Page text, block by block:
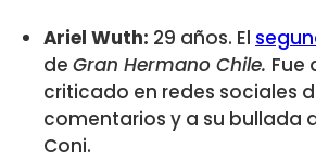
Ariel Wuth: 29 años. El
de Gran Hermano Chile. Fue
criticado en redes sociales
comentarios y a su bullada
Coni.